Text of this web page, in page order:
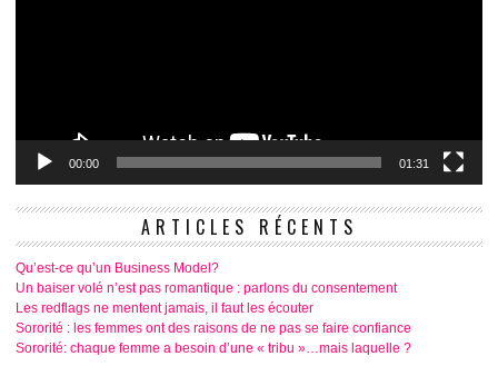
00:00 01:31
ARTICLES RÉCENTS
Qu’est-ce qu’un Business Model?
Un baiser volé n’est pas romantique : parlons du consentement
Les redflags ne mentent jamais, il faut les écouter
Sororité : les femmes ont des raisons de ne pas se faire confiance
Sororité: chaque femme a besoin d’une « tribu »…mais laquelle ?